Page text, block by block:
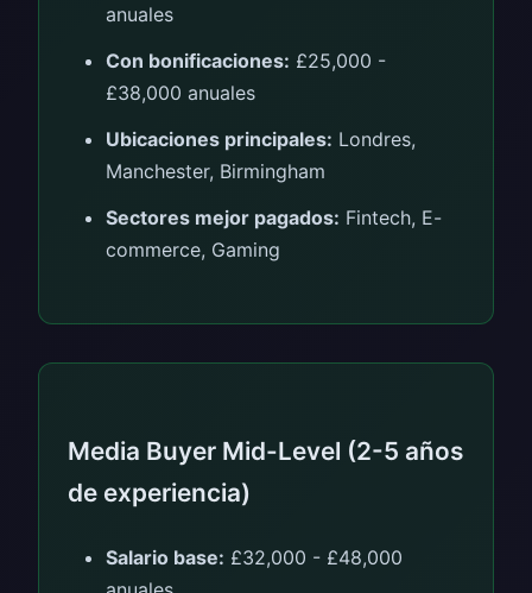
anuales
Con bonificaciones: £25,000 -
£38,000 anuales
Ubicaciones principales: Londres,
Manchester, Birmingham
Sectores mejor pagados: Fintech, E-
commerce, Gaming
Media Buyer Mid-Level (2-5 años
de experiencia)
Salario base: £32,000 - £48,000